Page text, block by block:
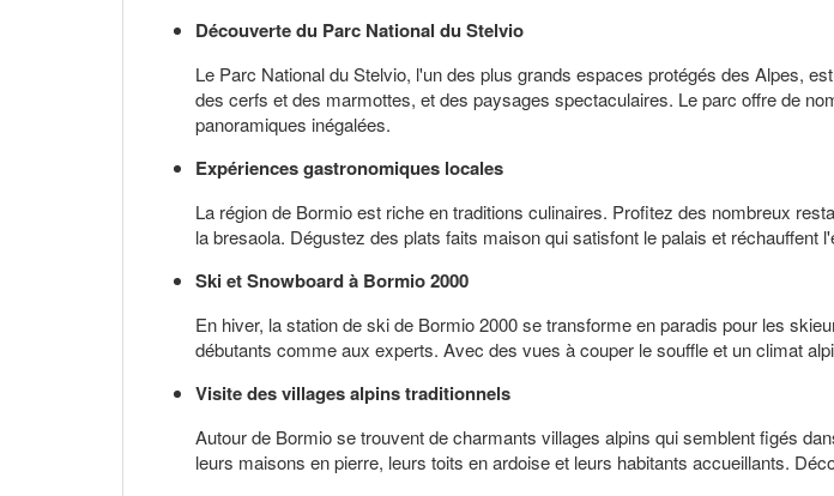
Découverte du Parc National du Stelvio
Le Parc National du Stelvio, l'un des plus grands espaces protégés des Alpes,
des cerfs et des marmottes, et des paysages spectaculaires. Le parc offre de
panoramiques inégalées.
Expériences gastronomiques locales
La région de Bormio est riche en traditions culinaires. Profitez des nombreux
la bresaola. Dégustez des plats faits maison qui satisfont le palais et réchauffent
Ski et Snowboard à Bormio 2000
En hiver, la station de ski de Bormio 2000 se transforme en paradis pour les
débutants comme aux experts. Avec des vues à couper le souffle et un climat
Visite des villages alpins traditionnels
Autour de Bormio se trouvent de charmants villages alpins qui semblent figés
leurs maisons en pierre, leurs toits en ardoise et leurs habitants accueillants.